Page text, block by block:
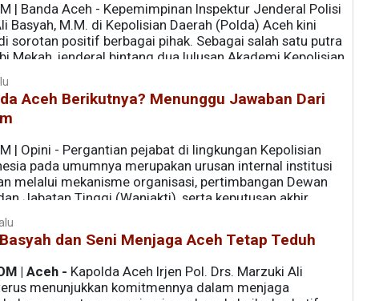
| Banda Aceh - Kepemimpinan Inspektur Jenderal Polisi
Basyah, M.M. di Kepolisian Daerah (Polda) Aceh kini
sorotan positif berbagai pihak. Sebagai salah satu putra
Mekah, jenderal bintang dua lulusan Akademi Kepolisian
besar lewat pendekatan kepemimpinan yang
lokal.
Aceh Berikutnya? Menunggu Jawaban Dari
| Opini - Pergantian pejabat di lingkungan Kepolisian
pada umumnya merupakan urusan internal institusi
melalui mekanisme organisasi, pertimbangan Dewan
Jabatan Tinggi (Wanjakti), serta keputusan akhir
mengikuti pola tersebut. Di Tanah Rencong,
yang berbeda dibandingkan provinsi lain di
dan Seni Menjaga Aceh Tetap Teduh
| Aceh - Kapolda Aceh Irjen Pol. Drs. Marzuki Ali
menunjukkan komitmennya dalam menjaga